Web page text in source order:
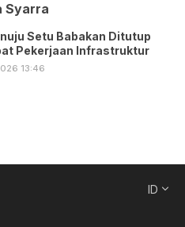
Syarra
Setu Babakan Ditutup
Pekerjaan Infrastruktur
13:46
ID